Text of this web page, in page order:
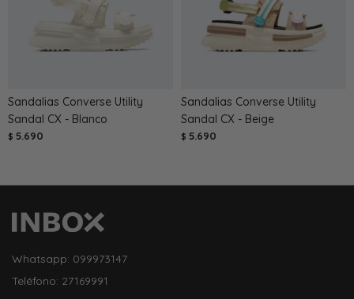
Sandalias Converse Utility
Sandal CX - Blanco
$ 5.690
Sandalias Converse Utility
Sandal CX - Beige
$ 5.690
Whatsapp: 099973147
Teléfono: 27169991